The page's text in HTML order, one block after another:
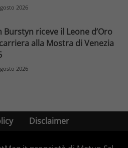
2026
Burstyn riceve il Leone d’Oro
alla Mostra di Venezia
2026
Disclaimer